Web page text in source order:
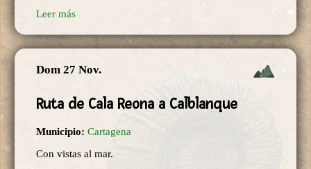
Leer más
Dom 27 Nov.
Ruta de Cala Reona a Calblanque
Municipio: Cartagena
Con vistas al mar.